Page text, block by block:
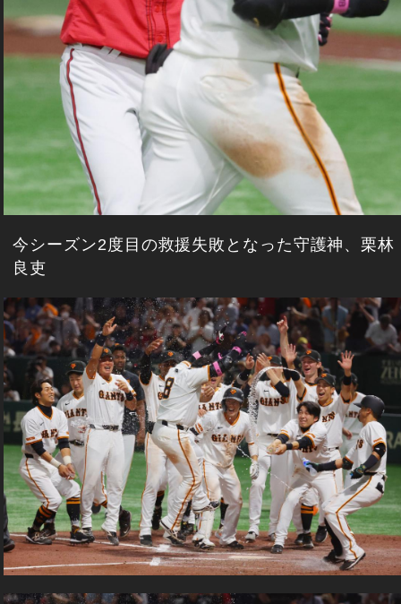
今シーズン2度目の救援失敗となった守護神、栗林
良吏